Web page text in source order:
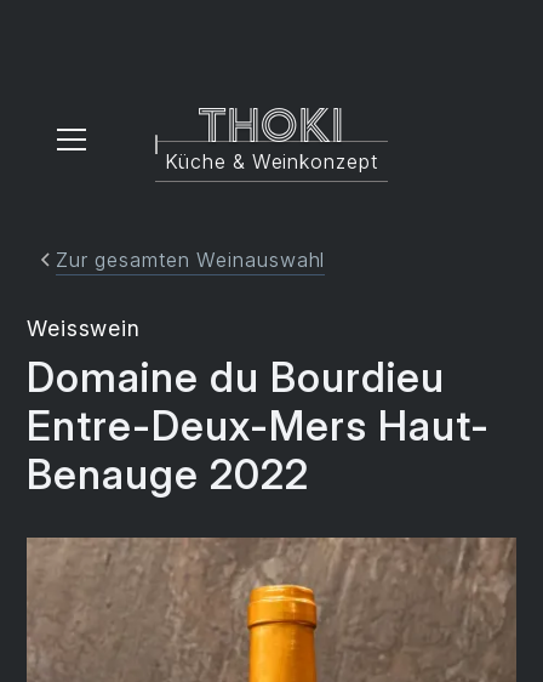
Thoki
Küche & Weinkonzept
Zur gesamten Weinauswahl
Weisswein
Domaine du Bourdieu
Entre-Deux-Mers Haut-
Benauge 2022